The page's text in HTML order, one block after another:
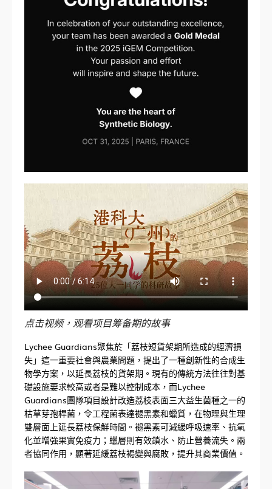
点击视频，观看项目筹备期的故事
Lychee Guardians聚焦於「荔枝短貨架期所造成的經濟損
失」這一重要社會與農業問題，提出了一種創新性的合成生
物學方案，以延長荔枝的貨架期。現有的傳統方法往往對基
礎設施要求較高或者是難以控制成本，而Lychee
Guardians團隊項目設計改造荔枝表面三大益生菌種之一的
枯草芽孢桿菌，令工程菌表達褪黑素和蠟質，在物理與生理
雙層面上延長荔枝保鮮時間。褪黑素可減緩呼吸速率、抗氧
化並增強果實免疫力；蠟層則有效鎖水、防止營養流失。兩
者協同作用，顯著延緩荔枝褐變與腐敗，提升其商業價值。